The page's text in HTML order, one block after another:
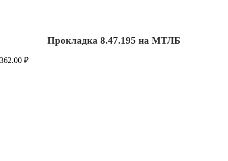
Прокладка 8.47.195 на МТЛБ
362.00₽